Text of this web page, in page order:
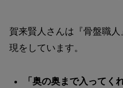
賀来賢人さんは『骨盤職
現をしています。
「奥の奥まで入ってく